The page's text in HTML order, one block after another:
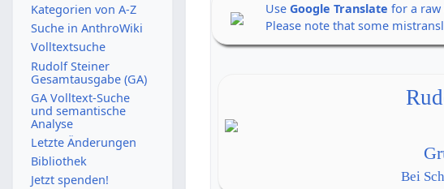
UseGoogle Translate for a raw
Please note that some
Bei
Kategorien von A-Z
Suche in AnthroWiki
Volltextsuche
Rudolf Steiner
Gesamtausgabe (GA)
GA Volltext-Suche
und semantische
Analyse
Letzte Änderungen
Bibliothek
Jetzt spenden!